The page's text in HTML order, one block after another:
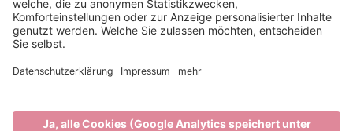
Brixen Tourismus
Privacy
Impressum
Förderungen
produced by